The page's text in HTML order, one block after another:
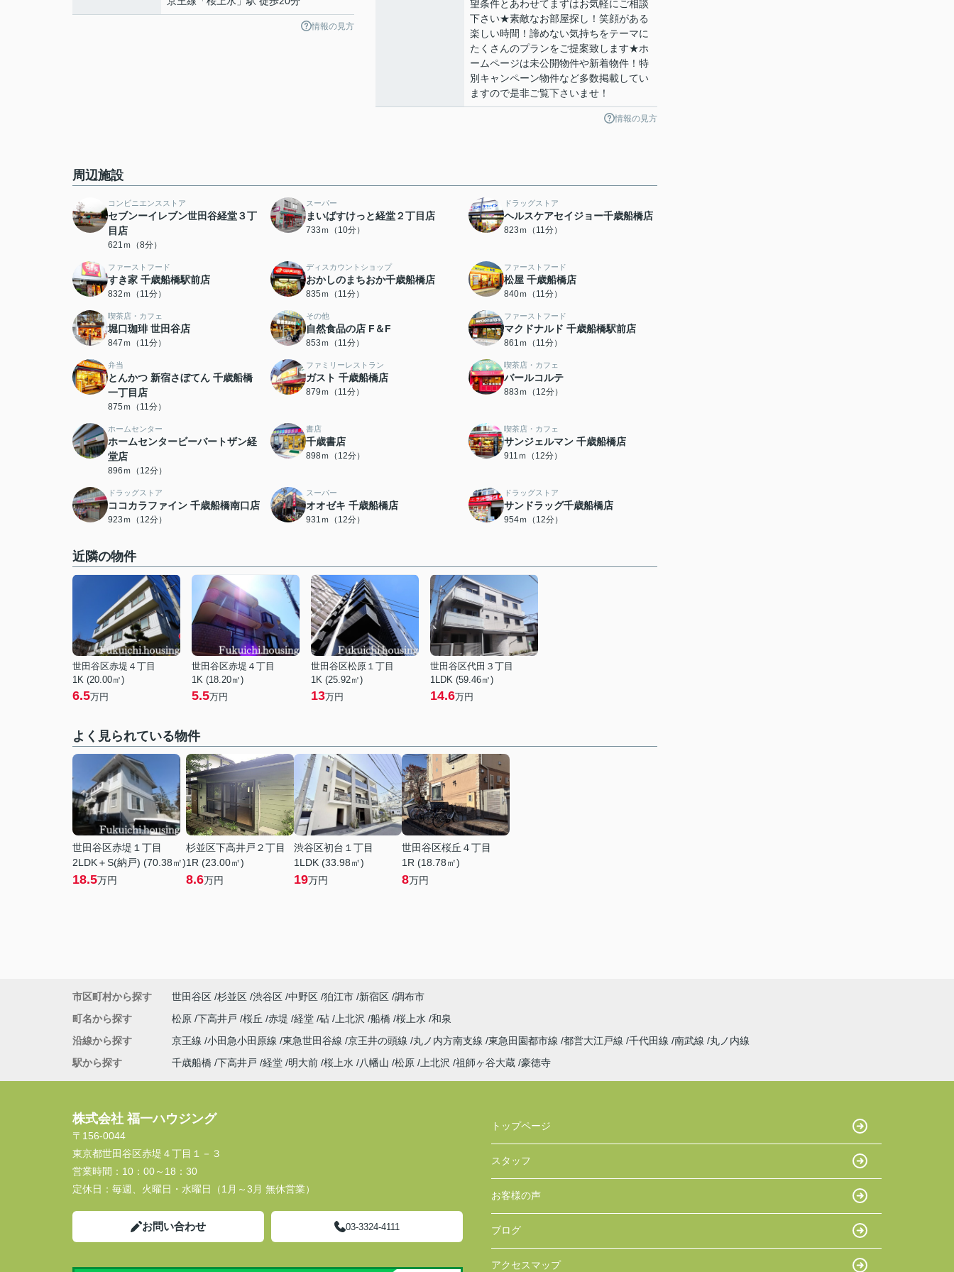
情報の見方
望条件とあわせてまずはお気軽にご相談
下さい★素敵なお部屋探し！笑顔がある
楽しい時間！諦めない気持ちをテーマに
たくさんのプランをご提案致します★ホ
ームページは未公開物件や新着物件！特
別キャンペーン物件など多数掲載してい
ますので是非ご覧下さいませ！
情報の見方
周辺施設
コンビニエンスストア
セブンーイレブン世田谷経堂３丁
目店
621ｍ（8分）
スーパー
まいばすけっと経堂２丁目店
733ｍ（10分）
ドラッグストア
ヘルスケアセイジョー千歳船橋店
823ｍ（11分）
ファーストフード
すき家 千歳船橋駅前店
832ｍ（11分）
ディスカウントショップ
おかしのまちおか千歳船橋店
835ｍ（11分）
ファーストフード
松屋 千歳船橋店
840ｍ（11分）
喫茶店・カフェ
堀口珈琲 世田谷店
847ｍ（11分）
その他
自然食品の店 F＆F
853ｍ（11分）
ファーストフード
マクドナルド 千歳船橋駅前店
861ｍ（11分）
弁当
とんかつ 新宿さぼてん 千歳船橋
一丁目店
875ｍ（11分）
ファミリーレストラン
ガスト 千歳船橋店
879ｍ（11分）
喫茶店・カフェ
バールコルテ
883ｍ（12分）
ホームセンター
ホームセンタービーバートザン経
堂店
896ｍ（12分）
書店
千歳書店
898ｍ（12分）
喫茶店・カフェ
サンジェルマン 千歳船橋店
911ｍ（12分）
ドラッグストア
ココカラファイン 千歳船橋南口店
923ｍ（12分）
スーパー
オオゼキ 千歳船橋店
931ｍ（12分）
ドラッグストア
サンドラッグ千歳船橋店
954ｍ（12分）
近隣の物件
世田谷区赤堤４丁目
1K (20.00㎡)
6.5万円
世田谷区赤堤４丁目
1K (18.20㎡)
5.5万円
世田谷区松原１丁目
1K (25.92㎡)
13万円
世田谷区代田３丁目
1LDK (59.46㎡)
14.6万円
よく見られている物件
世田谷区赤堤１丁目
2LDK＋S(納戸) (70.38㎡)
18.5万円
杉並区下高井戸２丁目
1R (23.00㎡)
8.6万円
渋谷区初台１丁目
1LDK (33.98㎡)
19万円
世田谷区桜丘４丁目
1R (18.78㎡)
8万円
市区町村から探す 世田谷区 杉並区 渋谷区 中野区 狛江市 新宿区 調布市
町名から探す
松原 下高井戸 桜丘 赤堤 経堂 砧 上北沢 船橋 桜上水 和泉
沿線から探す
京王線 小田急小田原線 東急世田谷線 京王井の頭線 丸ノ内方南支線 東急田園都市線 都営大江戸線 千代田線 南武線
丸ノ内線
駅から探す
千歳船橋 下高井戸 経堂 明大前 桜上水 八幡山 松原 上北沢 祖師ヶ谷大蔵 豪徳寺
株式会社 福一ハウジング
〒156-0044
東京都世田谷区赤堤４丁目１－３
営業時間： 10：00～18：30
定休日： 毎週、火曜日・水曜日（1月～3月 無休営業）
お問い合わせ 03-3324-4111
トップページ
スタッフ
お客様の声
ブログ
アクセスマップ